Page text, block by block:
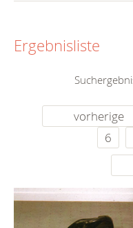
Ergebnisliste
vorherige
6